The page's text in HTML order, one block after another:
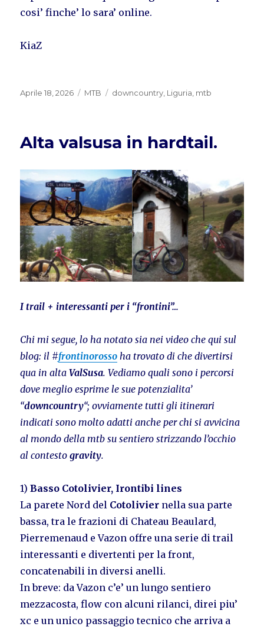
cosi’ finche’ lo sara’ online.
KiaZ
Pubblicato
Aprile 18, 2026 Categorie
MTB Tag
downcountry Liguria mtb
Alta valsusa in hardtail.
I trail + interessanti per i “frontini”…
Chi mi segue, lo ha notato sia nei video che qui sul
blog: il #frontinorosso ha trovato di che divertirsi
qua in altaValSusa. Vediamo quali sono i percorsi
dove meglio esprime le sue potenzialita’
“downcountry“; ovviamente tutti gli itinerari
indicati sono molto adatti anche per chi si avvicina
al mondo della mtb su sentiero strizzando l’occhio
al contestogravity.
1)Basso Cotolivier, Irontibi lines
La parete Nord del Cotolivier nella sua parte
bassa, tra le frazioni di Chateau Beaulard,
Pierremenaud e Vazon offre una serie di trail
interessanti e divertenti per la front,
concatenabili in diversi anelli.
In breve: da Vazon c’e’ un lungo sentiero
mezzacosta, flow con alcuni rilanci, direi piu’
xc e un unico passaggio tecnico che arriva a